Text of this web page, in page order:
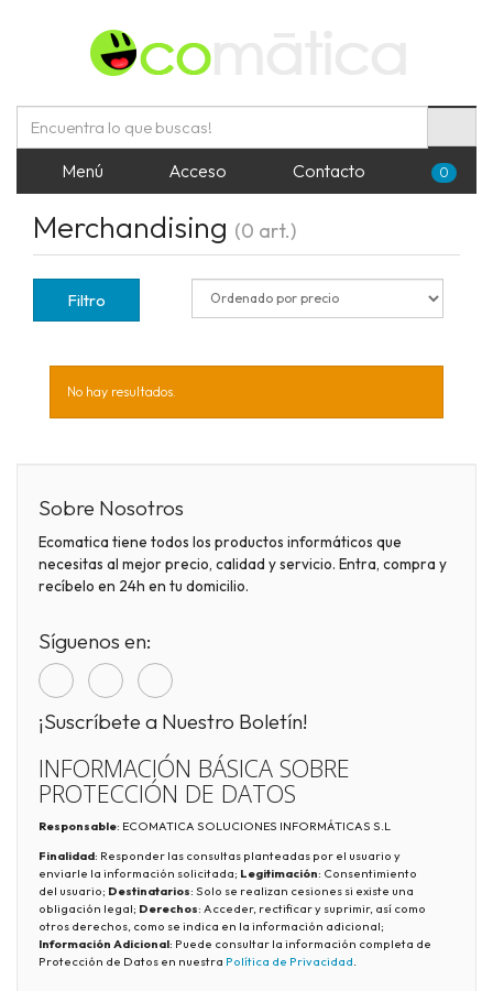
Menú Acceso Contacto 0
Merchandising (0 art.)
Filtro
No hay resultados.
Sobre Nosotros
Ecomatica tiene todos los productos informáticos que
necesitas al mejor precio, calidad y servicio. Entra, compra y
recíbelo en 24h en tu domicilio.
Síguenos en:
¡Suscríbete a Nuestro Boletín!
INFORMACIÓN BÁSICA SOBRE
PROTECCIÓN DE DATOS
Responsable: ECOMATICA SOLUCIONES INFORMÁTICAS S.L
Finalidad: Responder las consultas planteadas por el usuario y
enviarle la información solicitada; Legitimación: Consentimiento
del usuario; Destinatarios: Solo se realizan cesiones si existe una
obligación legal; Derechos: Acceder, rectificar y suprimir, así como
otros derechos, como se indica en la información adicional;
Información Adicional: Puede consultar la información completa de
Protección de Datos en nuestra Política de Privacidad